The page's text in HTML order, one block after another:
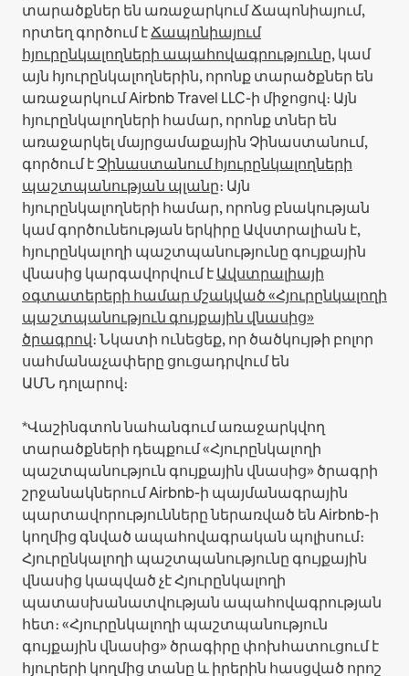
տարածքներ են առաջարկում Ճապոնիայում,
որտեղ գործում էՃապոնիայում
հյուրընկալողների ապահովագրությունը, կամ
այն հյուրընկալողներին, որոնք տարածքներ են
առաջարկում Airbnb Travel LLC-ի միջոցով։ Այն
հյուրընկալողների համար, որոնք տներ են
առաջարկել մայրցամաքային Չինաստանում,
գործում էՉինաստանում հյուրընկալողների
պաշտպանության պլանը։ Այն
հյուրընկալողների համար, որոնց բնակության
կամ գործունեության երկիրը Ավստրալիան է,
հյուրընկալողի պաշտպանությունը գույքային
վնասից կարգավորվում էԱվստրալիայի
օգտատերերի համար մշակված «Հյուրընկալողի
պաշտպանություն գույքային վնասից»
ծրագրով։ Նկատի ունեցեք, որ ծածկույթի բոլոր
սահմանաչափերը ցուցադրվում են
ԱՄՆ դոլարով։
*Վաշինգտոն նահանգում առաջարկվող
տարածքների դեպքում «Հյուրընկալողի
պաշտպանություն գույքային վնասից» ծրագրի
շրջանակներում Airbnb-ի պայմանագրային
պարտավորությունները ներառված են Airbnb-ի
կողմից գնված ապահովագրական պոլիսում։
Հյուրընկալողի պաշտպանությունը գույքային
վնասից կապված չէ Հյուրընկալողի
պատասխանատվության ապահովագրության
հետ։ «Հյուրընկալողի պաշտպանություն
գույքային վնասից» ծրագիրը փոխհատուցում է
հյուրերի կողմից տանը և իրերին հասցված որոշ